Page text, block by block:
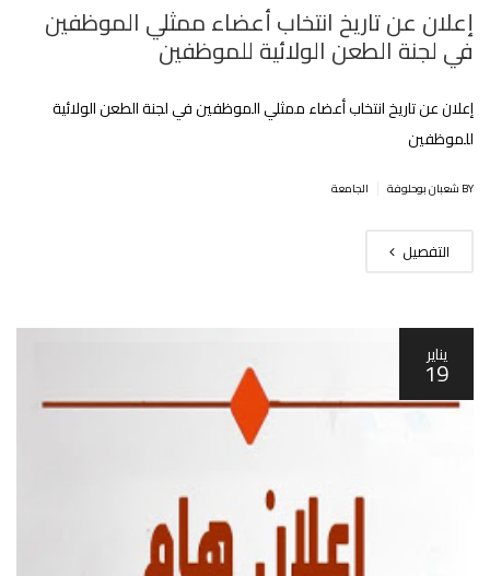
إعلان عن تاريخ انتخاب أعضاء ممثلي الموظفين
في لجنة الطعن الولائية للموظفين
إعلان عن تاريخ انتخاب أعضاء ممثلي الموظفين في لجنة الطعن الولائية
للموظفين
BY شعبان بوحلوفة الجامعة
التفصيل
يناير
19